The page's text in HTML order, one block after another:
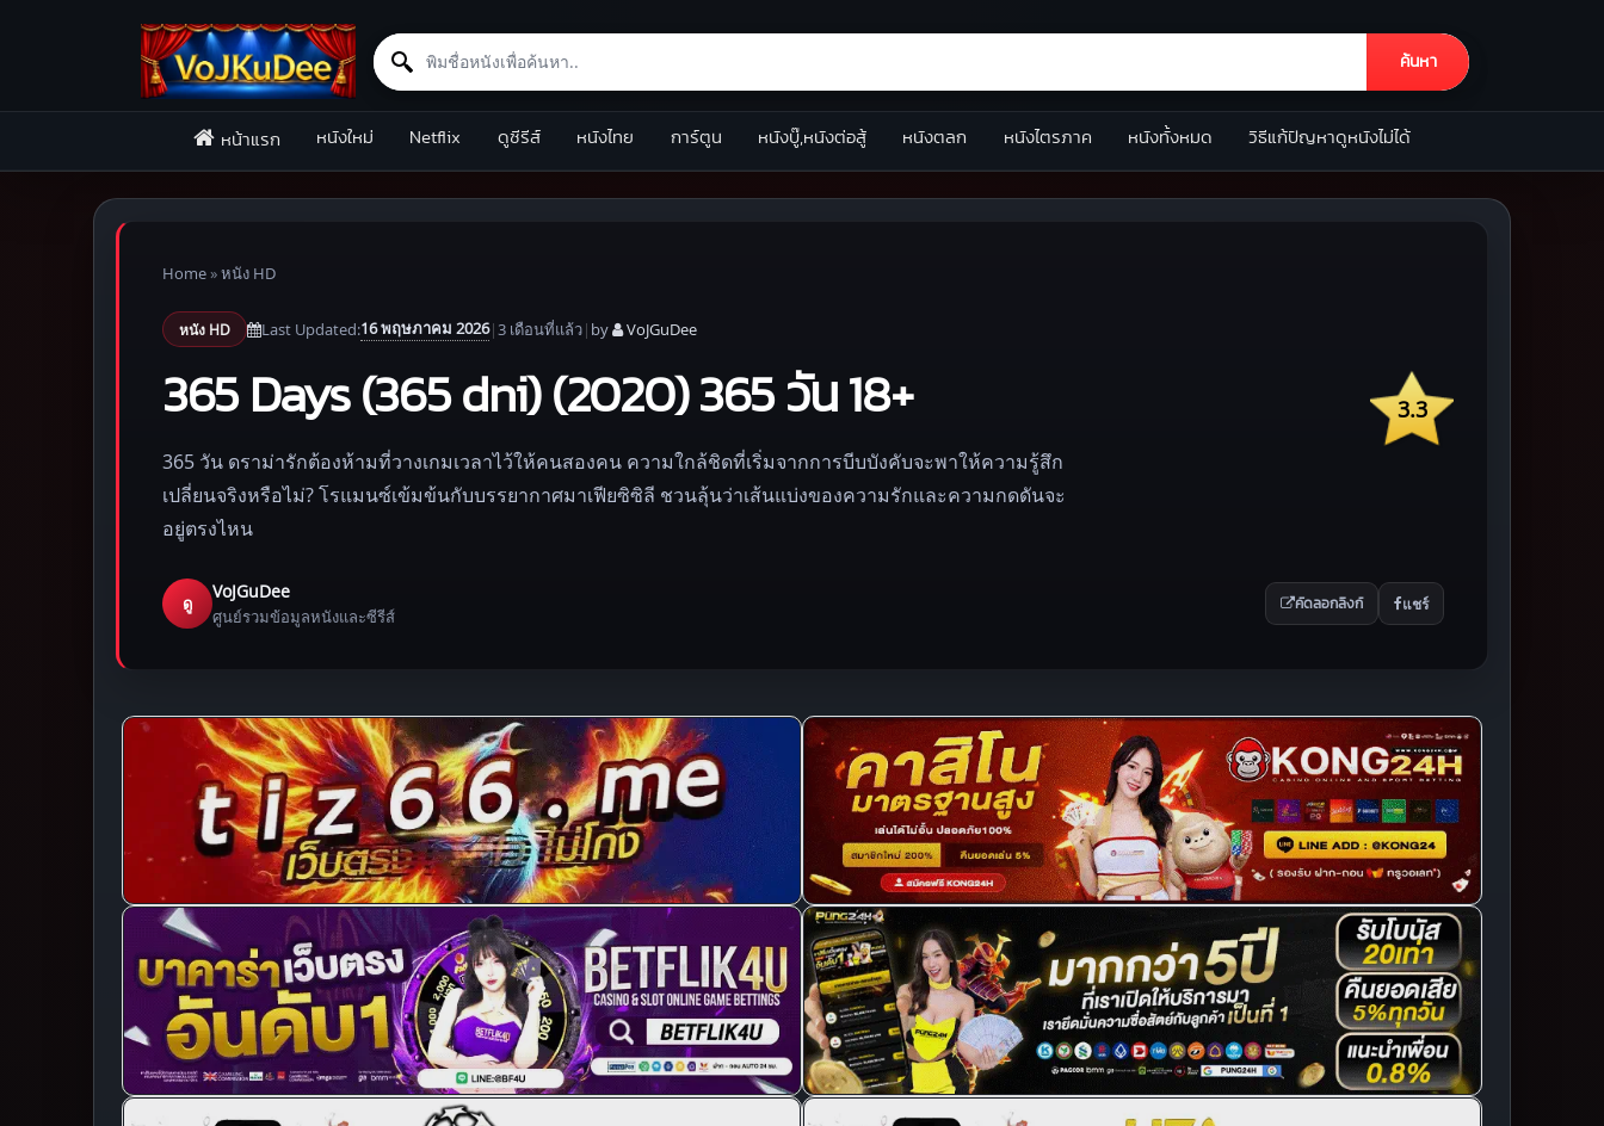
Search for:
ค้นหา
หน้าแรก หนังใหม่ Netflix ดูซีรีส์ หนังไทย การ์ตูน หนังบู๊,หนังต่อสู้ หนังตลก หนังไตรภาค หนังทั้งหมด วิธีแก้ปัญหาดูหนังไม่ได้
Home»หนัง HD
หนัง HD Last Updated:16 พฤษภาคม 2026|3 เดือนที่แล้ว| by VoJGuDee
3.3
365 Days (365 dni) (2020) 365 วัน 18+
365 วัน ดราม่ารักต้องห้ามที่วางเกมเวลาไว้ให้คนสองคน ความใกล้ชิดที่เริ่มจากการบีบบังคับจะพาให้ความรู้สึก
เปลี่ยนจริงหรือไม่? โรแมนซ์เข้มข้นกับบรรยากาศมาเฟียซิซิลี ชวนลุ้นว่าเส้นแบ่งของความรักและความกดดันจะ
อยู่ตรงไหน
ดู
VoJGuDee
ศูนย์รวมข้อมูลหนังและซีรีส์
คัดลอกลิงก์ แชร์